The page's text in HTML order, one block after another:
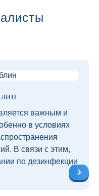
важным и
в условиях
В связи с этим,
по дезинфекции